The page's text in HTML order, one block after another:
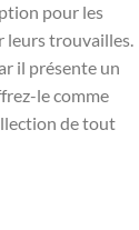
pour les
leurs trouvailles.
il présente un
le comme
de tout